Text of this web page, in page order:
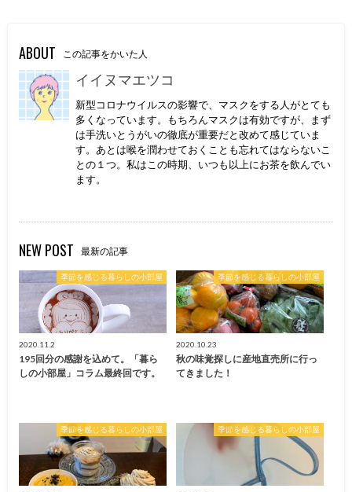
ABOUT この記事をかいた人
イイヌマエツコ
新型コロナウイルスの影響で、マスクをする人がとても
多くなっています。もちろんマスクは有効ですが、まず
は手洗いとうがいの徹底が重要だと改めて感じていま
す。あとは喉を潤わせておくことも忘れてはならないこ
との１つ。私はこの時期、いつも以上にお茶を飲んでい
ます。
NEW POST 最新の記事
季節を感じる暮らしの小部屋
2020.11.2
195回分の感謝を込めて。「暮ら
しの小部屋」コラム最終回です。
季節を感じる暮らしの小部屋
2020.10.23
秋の味覚探しに産地直売所に行っ
てきました！
季節を感じる暮らしの小部屋 季節を感じる暮らしの小部屋